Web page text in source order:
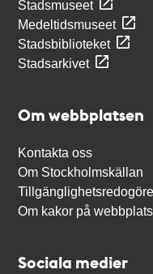
Stadsmuseet
Medeltidsmuseet
Stadsbiblioteket
Stadsarkivet
Om webbplatsen
Kontakta oss
Om Stockholmskällan
Om kakor på
Sociala medier